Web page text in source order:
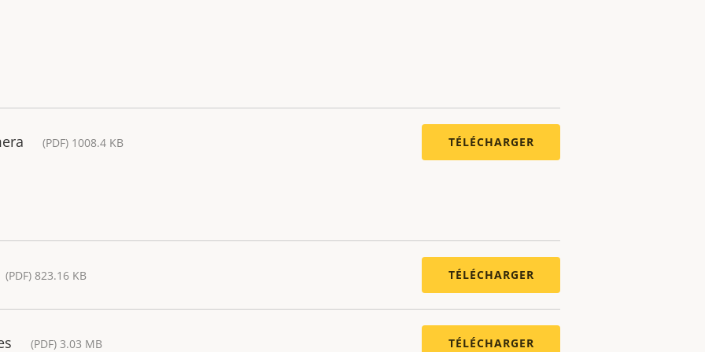
(PDF) 1008.4 KB TÉLÉCHARGER
(PDF) 823.16 KB TÉLÉCHARGER
(PDF) 3.03 MB TÉLÉCHARGER